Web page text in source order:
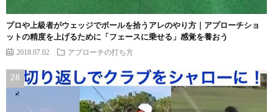
プロや上級者がウェッジでボールを拾うアレのやり方｜アプローチショ
ットの精度を上げるために「フェースに乗せる」感覚を養おう
2018.07.02 アプローチの打ち方